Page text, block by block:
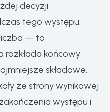
decyzji
tego występu.
liczba — to
rozkłada końcowy
składowe.
ze strony wynikowej
występu i